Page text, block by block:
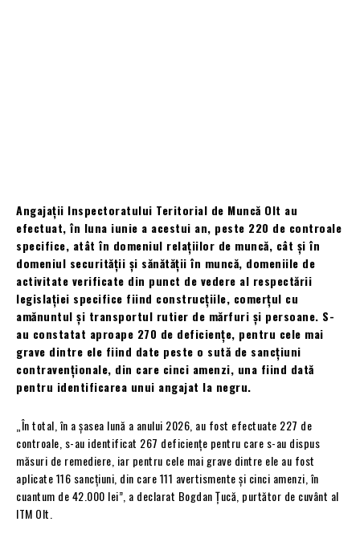
Angajații Inspectoratului Teritorial de Muncă Olt au
efectuat, în luna iunie a acestui an, peste 220 de controale
specifice, atât în domeniul relațiilor de muncă, cât și în
domeniul securității și sănătății în muncă, domeniile de
activitate verificate din punct de vedere al respectării
legislației specifice fiind construcțiile, comerțul cu
amănuntul și transportul rutier de mărfuri și persoane. S-
au constatat aproape 270 de deficiențe, pentru cele mai
grave dintre ele fiind date peste o sută de sancțiuni
contravenționale, din care cinci amenzi, una fiind dată
pentru identificarea unui angajat la negru.
„În total, în a șasea lună a anului 2026, au fost efectuate 227 de
controale, s-au identificat 267 deficiențe pentru care s-au dispus
măsuri de remediere, iar pentru cele mai grave dintre ele au fost
aplicate 116 sancțiuni, din care 111 avertismente și cinci amenzi, în
cuantum de 42.000 lei”, a declarat Bogdan Țucă, purtător de cuvânt al
ITM Olt.